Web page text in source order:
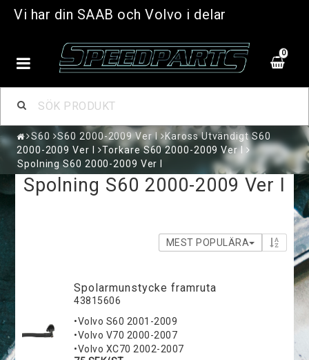
Vi har din SAAB och Volvo i delar
0
S60 S60 2000-2009 Ver I
Kaross Utvändigt S60
2000-2009 Ver I
Torkare S60 2000-2009 Ver I
Spolning S60 2000-2009 Ver I
Spolning S60 2000-2009 Ver I
MEST POPULÄRA
Spolarmunstycke framruta
43815606
•Volvo S60 2001-2009
•Volvo V70 2000-2007
•Volvo XC70 2002-2007